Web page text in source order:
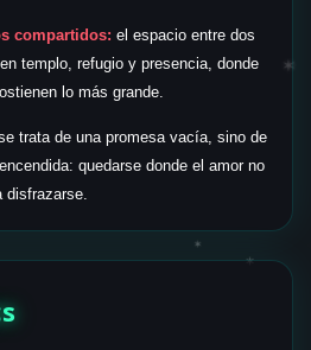
✶
✶
✶
compartidos: el espacio entre dos
templo, refugio y presencia, donde
lo más grande.
trata de una promesa vacía, sino de
quedarse donde el amor no